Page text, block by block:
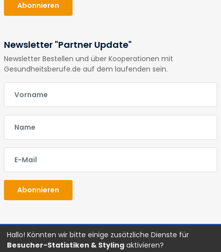
Abonnieren
Newsletter "Partner Update"
Newsletter Bestellen und über Kooperationen mit
Gesundheitsberufe.de auf dem laufenden sein.
Abonnieren
Glossar Impressum Datenschutz AGBs
Hallo! Könnten wir bitte einige zusätzliche Dienste für
Besucher-Statistiken & Styling aktivieren?